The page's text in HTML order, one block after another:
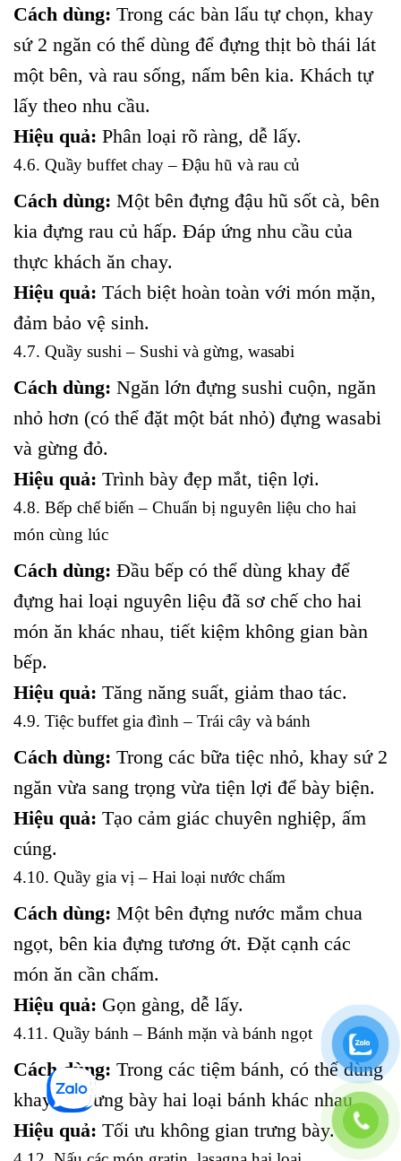
Cách dùng: Trong các bàn lẩu tự chọn, khay
sứ 2 ngăn có thể dùng để đựng thịt bò thái lát
một bên, và rau sống, nấm bên kia. Khách tự
lấy theo nhu cầu.
Hiệu quả: Phân loại rõ ràng, dễ lấy.
4.6. Quầy buffet chay – Đậu hũ và rau củ
Cách dùng: Một bên đựng đậu hũ sốt cà, bên
kia đựng rau củ hấp. Đáp ứng nhu cầu của
thực khách ăn chay.
Hiệu quả: Tách biệt hoàn toàn với món mặn,
đảm bảo vệ sinh.
4.7. Quầy sushi – Sushi và gừng, wasabi
Cách dùng: Ngăn lớn đựng sushi cuộn, ngăn
nhỏ hơn (có thể đặt một bát nhỏ) đựng wasabi
và gừng đỏ.
Hiệu quả: Trình bày đẹp mắt, tiện lợi.
4.8. Bếp chế biến – Chuẩn bị nguyên liệu cho hai
món cùng lúc
Cách dùng: Đầu bếp có thể dùng khay để
đựng hai loại nguyên liệu đã sơ chế cho hai
món ăn khác nhau, tiết kiệm không gian bàn
bếp.
Hiệu quả: Tăng năng suất, giảm thao tác.
4.9. Tiệc buffet gia đình – Trái cây và bánh
Cách dùng: Trong các bữa tiệc nhỏ, khay sứ 2
ngăn vừa sang trọng vừa tiện lợi để bày biện.
Hiệu quả: Tạo cảm giác chuyên nghiệp, ấm
cúng.
4.10. Quầy gia vị – Hai loại nước chấm
Cách dùng: Một bên đựng nước mắm chua
ngọt, bên kia đựng tương ớt. Đặt cạnh các
món ăn cần chấm.
Hiệu quả: Gọn gàng, dễ lấy.
4.11. Quầy bánh – Bánh mặn và bánh ngọt
Cách dùng: Trong các tiệm bánh, có thể dùng
khay để trưng bày hai loại bánh khác nhau.
Hiệu quả: Tối ưu không gian trưng bày.